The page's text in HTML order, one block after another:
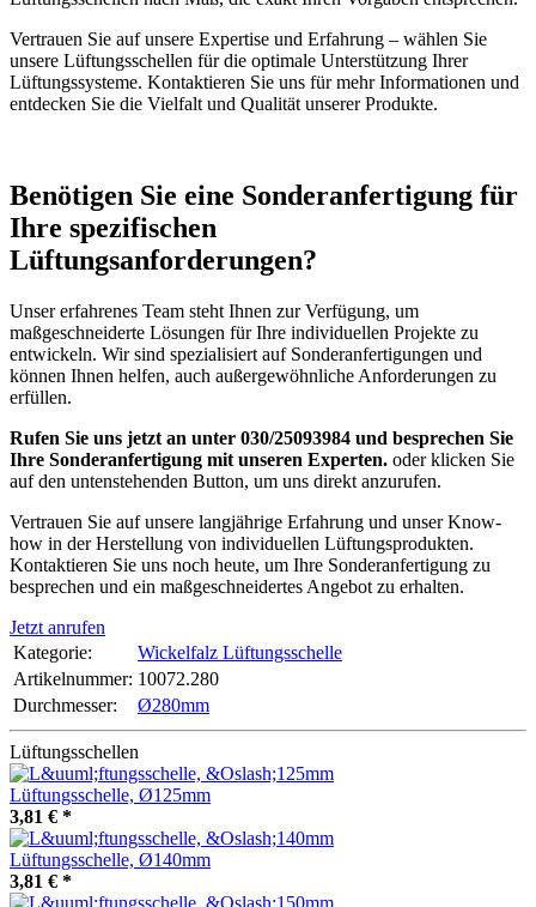
Vertrauen Sie auf unsere Expertise und Erfahrung – wählen Sie
unsere Lüftungsschellen für die optimale Unterstützung Ihrer
Lüftungssysteme. Kontaktieren Sie uns für mehr Informationen und
entdecken Sie die Vielfalt und Qualität unserer Produkte.
Benötigen Sie eine Sonderanfertigung für
Ihre spezifischen
Lüftungsanforderungen?
Unser erfahrenes Team steht Ihnen zur Verfügung, um
maßgeschneiderte Lösungen für Ihre individuellen Projekte zu
entwickeln. Wir sind spezialisiert auf Sonderanfertigungen und
können Ihnen helfen, auch außergewöhnliche Anforderungen zu
erfüllen.
Rufen Sie uns jetzt an unter 030/25093984 und besprechen Sie
Ihre Sonderanfertigung mit unseren Experten. oder klicken Sie
auf den untenstehenden Button, um uns direkt anzurufen.
Vertrauen Sie auf unsere langjährige Erfahrung und unser Know-
how in der Herstellung von individuellen Lüftungsprodukten.
Kontaktieren Sie uns noch heute, um Ihre Sonderanfertigung zu
besprechen und ein maßgeschneidertes Angebot zu erhalten.
Jetzt anrufen
Kategorie:
Wickelfalz Lüftungsschelle
Artikelnummer: 10072.280
Durchmesser‍:
Ø280mm
Lüftungsschellen
Lüftungsschelle, Ø125mm
3,81 € *
Lüftungsschelle, Ø140mm
3,81 € *